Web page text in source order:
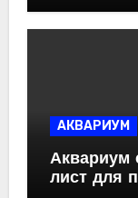
АКВАРИУМ
Аквариум
лист для